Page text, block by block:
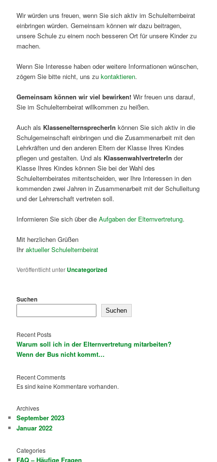
Wir würden uns freuen, wenn Sie sich aktiv im Schulelternbeirat
einbringen würden. Gemeinsam können wir dazu beitragen,
unsere Schule zu einem noch besseren Ort für unsere Kinder zu
machen.
Wenn Sie Interesse haben oder weitere Informationen wünschen,
zögern Sie bitte nicht, uns zukontaktieren.
Gemeinsam können wir viel bewirken! Wir freuen uns darauf,
Sie im Schulelternbeirat willkommen zu heißen.
Auch als KlassenelternsprecherIn können Sie sich aktiv in die
Schulgemeinschaft einbringen und die Zusammenarbeit mit den
Lehrkräften und den anderen Eltern der Klasse Ihres Kindes
pflegen und gestalten. Und als KlassenwahlvertreterIn der
Klasse Ihres Kindes können Sie bei der Wahl des
Schulelternbeirates mitentscheiden, wer Ihre Interessen in den
kommenden zwei Jahren in Zusammenarbeit mit der Schulleitung
und der Lehrerschaft vertreten soll.
Informieren Sie sich über dieAufgaben der Elternvertretung.
Mit herzlichen Grüßen
Ihraktueller Schulelternbeirat
Veröffentlicht unter Uncategorized
Suchen
Suchen
Recent Posts
Warum soll ich in der Elternvertretung mitarbeiten?
Wenn der Bus nicht kommt…
Recent Comments
Es sind keine Kommentare vorhanden.
Archives
September 2023
Januar 2022
Categories
FAQ – Häufige Fragen